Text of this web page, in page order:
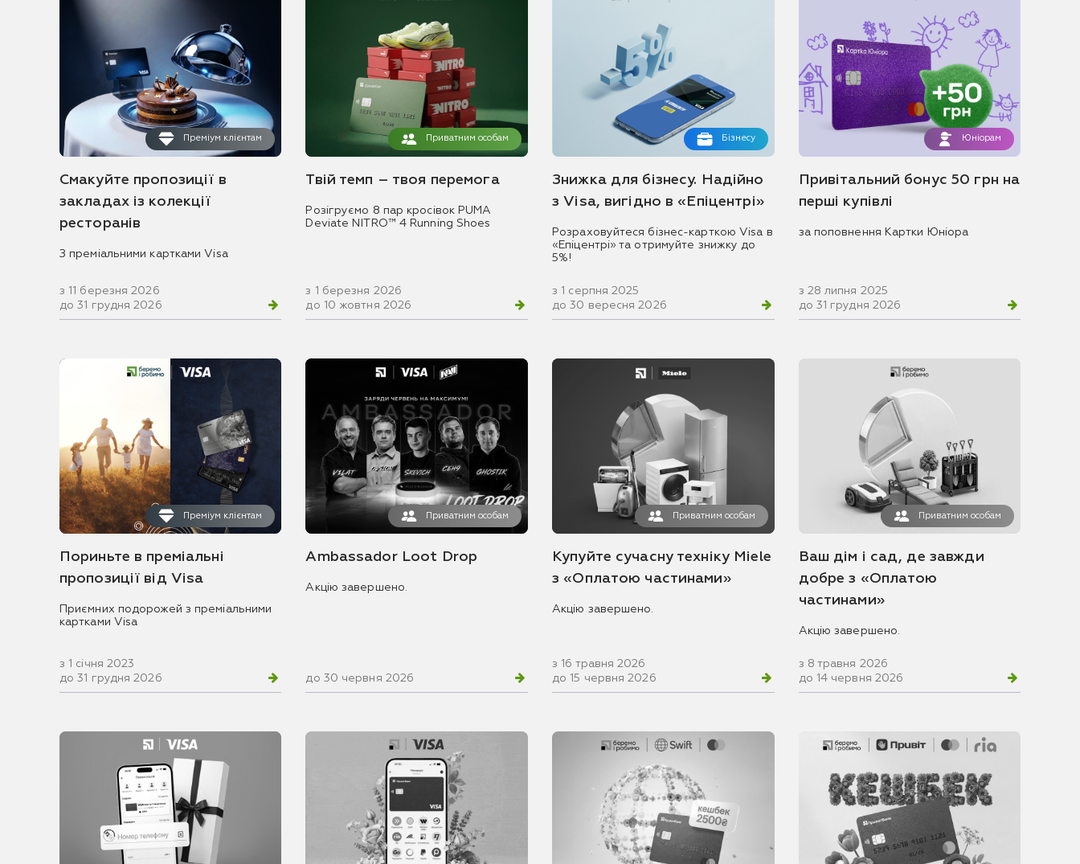
Преміум клієнтам
Смакуйте пропозиції в
закладах із колекції
ресторанів
З преміальними картками Visa
з 11 березня 2026
до 31 грудня 2026
Приватним особам
Твій темп – твоя перемога
Розігруємо 8 пар кросівок PUMA
Deviate NITRO™ 4 Running Shoes
з 1 березня 2026
до 10 жовтня 2026
Бізнесу
Знижка для бізнесу. Надійно
з Visa, вигідно в «Епіцентрі»
Розраховуйтеся бізнес-карткою Visa в
«Епіцентрі» та отримуйте знижку до
5%!
з 1 серпня 2025
до 30 вересня 2026
Юніорам
Привітальний бонус 50 грн на
перші купівлі
за поповнення Картки Юніора
з 28 липня 2025
до 31 грудня 2026
Преміум клієнтам
Пориньте в преміальні
пропозиції від Visa
Приємних подорожей з преміальними
картками Visa
з 1 січня 2023
до 31 грудня 2026
Приватним особам
Ambassador Loot Drop
Акцію завершено.
до 30 червня 2026
Приватним особам
Купуйте сучасну техніку Miele
з «Оплатою частинами»
Акцію завершено.
з 16 травня 2026
до 15 червня 2026
Приватним особам
Ваш дім і сад, де завжди
добре з «Оплатою
частинами»
Акцію завершено.
з 8 травня 2026
до 14 червня 2026